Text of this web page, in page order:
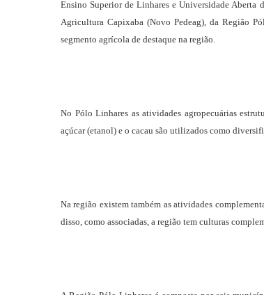
Ensino Superior de Linhares e Universidade
Agricultura Capixaba (Novo Pedeag), da Região
segmento agrícola de destaque na região.
No Pólo Linhares as atividades agropecuárias
açúcar (etanol) e o cacau são utilizados como
Na região existem também as atividades
disso, como associadas, a região tem culturas